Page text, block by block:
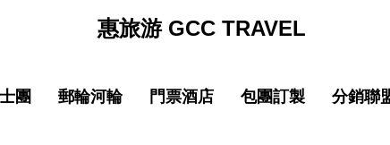
惠旅游 GCC TRAVEL
團 郵輪河輪 門票酒店 包團訂製 分銷聯